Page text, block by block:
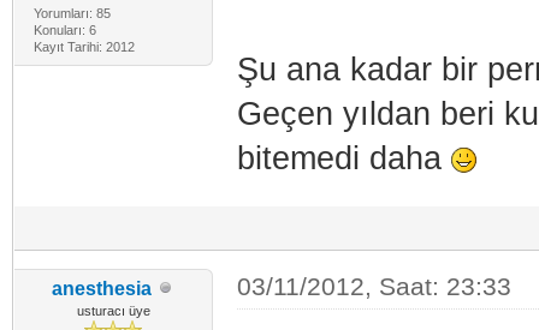
Yorumları: 85
Konuları: 6
Kayıt Tarihi: 2012
Şu ana kadar bir
Geçen yıldan beri
bitemedi daha
anesthesia
usturacı üye
03/11/2012, Saat: 23:33